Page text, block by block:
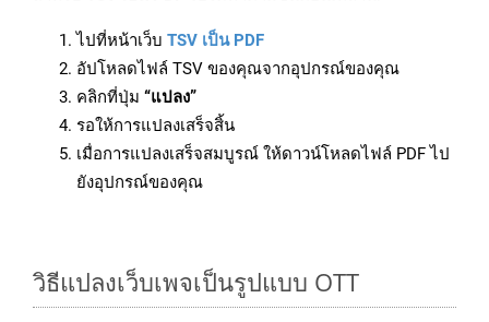
ไปที่หน้าเว็บ TSV เป็น PDF
อัปโหลดไฟล์ TSV ของคุณจากอุปกรณ์ของคุณ
คลิกที่ปุ่ม “แปลง”
รอให้การแปลงเสร็จสิ้น
เมื่อการแปลงเสร็จสมบูรณ์ ให้ดาวน์โหลดไฟล์ PDF ไป
ยังอุปกรณ์ของคุณ
วิธีแปลงเว็บเพจเป็นรูปแบบ OTT